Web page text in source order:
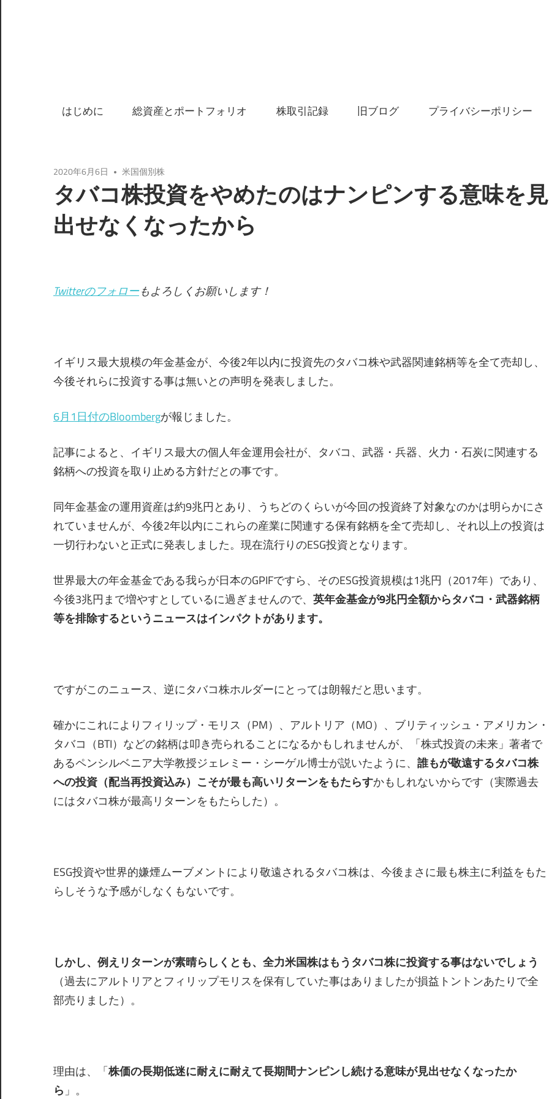
はじめに 総資産とポートフォリオ 株取引記録 旧ブログ プライバシーポリシー
2020年6月6日 米国個別株
タバコ株投資をやめたのはナンピンする意味を見
出せなくなったから
Twitterのフォローもよろしくお願いします！
イギリス最大規模の年金基金が、今後2年以内に投資先のタバコ株や武器関連銘柄等を全て売却し、
今後それらに投資する事は無いとの声明を発表しました。
6月1日付のBloombergが報じました。
記事によると、イギリス最大の個人年金運用会社が、タバコ、武器・兵器、火力・石炭に関連する
銘柄への投資を取り止める方針だとの事です。
同年金基金の運用資産は約9兆円とあり、うちどのくらいが今回の投資終了対象なのかは明らかにさ
れていませんが、今後2年以内にこれらの産業に関連する保有銘柄を全て売却し、それ以上の投資は
一切行わないと正式に発表しました。現在流行りのESG投資となります。
世界最大の年金基金である我らが日本のGPIFですら、そのESG投資規模は1兆円（2017年）であり、
今後3兆円まで増やすとしているに過ぎませんので、 英年金基金が9兆円全額からタバコ・武器銘柄
等を排除するというニュースはインパクトがあります。
ですがこのニュース、逆にタバコ株ホルダーにとっては朗報だと思います。
確かにこれによりフィリップ・モリス（PM）、アルトリア（MO）、ブリティッシュ・アメリカン・
タバコ（BTI）などの銘柄は叩き売られることになるかもしれませんが、「株式投資の未来」著者で
あるペンシルベニア大学教授ジェレミー・シーゲル博士が説いたように、 誰もが敬遠するタバコ株
への投資（配当再投資込み）こそが最も高いリターンをもたらすかもしれないからです（実際過去
にはタバコ株が最高リターンをもたらした）。
ESG投資や世界的嫌煙ムーブメントにより敬遠されるタバコ株は、今後まさに最も株主に利益をもた
らしそうな予感がしなくもないです。
しかし、例えリターンが素晴らしくとも、全力米国株はもうタバコ株に投資する事はないでしょう
（過去にアルトリアとフィリップモリスを保有していた事はありましたが損益トントンあたりで全
部売りました）。
理由は、「株価の長期低迷に耐えに耐えて長期間ナンピンし続ける意味が見出せなくなったか
ら 」。